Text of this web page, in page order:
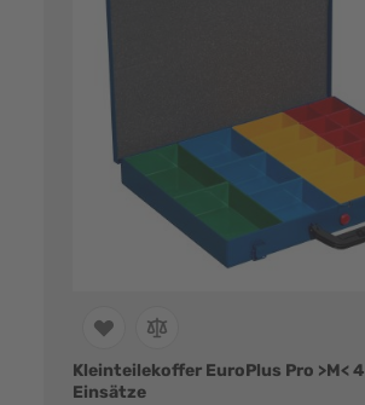
Kleinteilekoffer EuroPlus Pro >M<
Einsätze